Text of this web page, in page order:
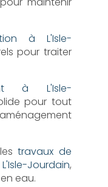
à L'Isle-
pour traiter
à L'Isle-
pour tout
travaux de
Jourdain,
eau.